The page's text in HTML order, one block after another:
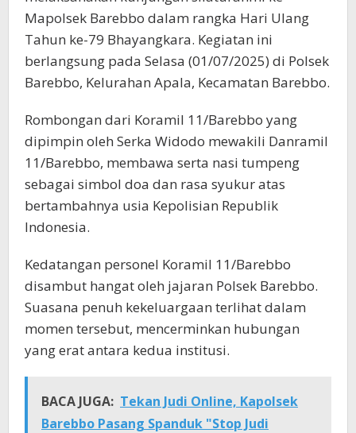
Mapolsek Barebbo dalam rangka Hari Ulang
Tahun ke-79 Bhayangkara. Kegiatan ini
berlangsung pada Selasa (01/07/2025) di Polsek
Barebbo, Kelurahan Apala, Kecamatan Barebbo.
Rombongan dari Koramil 11/Barebbo yang
dipimpin oleh Serka Widodo mewakili Danramil
11/Barebbo, membawa serta nasi tumpeng
sebagai simbol doa dan rasa syukur atas
bertambahnya usia Kepolisian Republik
Indonesia.
Kedatangan personel Koramil 11/Barebbo
disambut hangat oleh jajaran Polsek Barebbo.
Suasana penuh kekeluargaan terlihat dalam
momen tersebut, mencerminkan hubungan
yang erat antara kedua institusi.
BACA JUGA: Tekan Judi Online, Kapolsek
Barebbo Pasang Spanduk "Stop Judi